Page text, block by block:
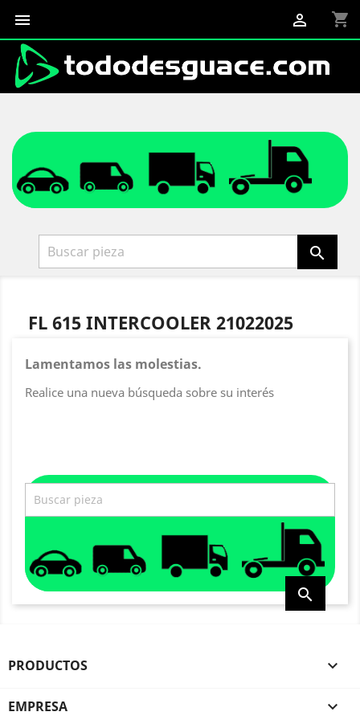
 shopping_cart


FL 615 INTERCOOLER 21022025
Lamentamos las molestias.
Realice una nueva búsqueda sobre su interés

PRODUCTOS 
EMPRESA 